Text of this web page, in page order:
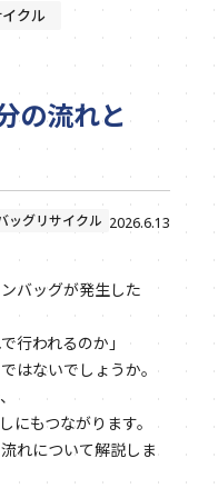
クル
の流れと
ッグリサイクル 2026.6.13
バッグが発生した
行われるのか」
はないでしょうか。
にもつながります。
れについて解説しま